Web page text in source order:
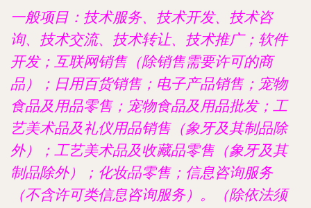
一般项目：技术服务、技术开发、技术咨
询、技术交流、技术转让、技术推广；软件
开发；互联网销售（除销售需要许可的商
品）；日用百货销售；电子产品销售；宠物
食品及用品零售；宠物食品及用品批发；工
艺美术品及礼仪用品销售（象牙及其制品除
外）；工艺美术品及收藏品零售（象牙及其
制品除外）；化妆品零售；信息咨询服务
（不含许可类信息咨询服务）。（除依法须